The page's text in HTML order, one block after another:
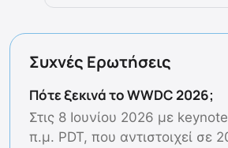
Συχνές Ερωτήσεις
Πότε ξεκινά το WWDC 2026;
Στις 8 Ιουνίου 2026 με
π.μ. PDT, που αντιστοιχεί σε